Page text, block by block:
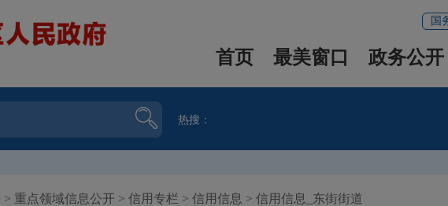
国
首页 最美窗口 政务公开
热搜：
> 重点领域信息公开 > 信用专栏 > 信用信息 > 信用信息_东街街道